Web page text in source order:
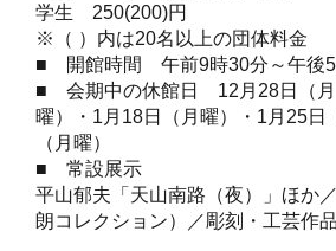
学生 250(200)円
※（ ）内は20名以上の団体料金
■ 開館時間 午前9時30分～午後
■ 会期中の休館日 12月28日（月
曜）・1月18日（月曜）・1月25日
（月曜）
■ 常設展示
平山郁夫「天山南路（夜）」ほか
朗コレクション）／彫刻・工芸作品